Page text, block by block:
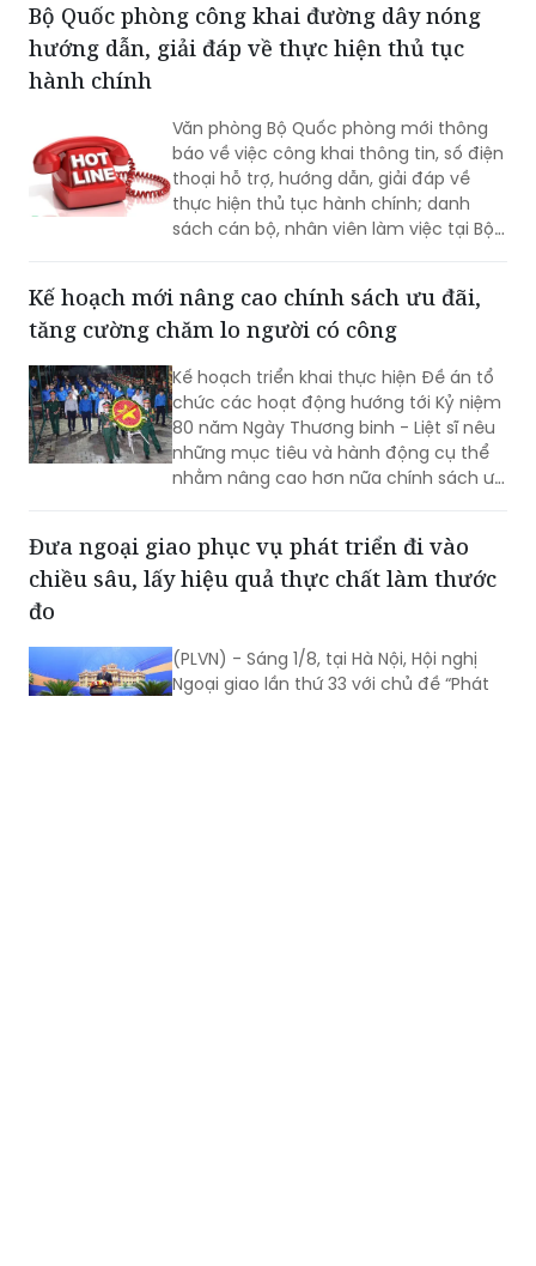
trực sẵn sàng chiến đấu, trực canh, đi
ca; tổ chức luyện tập các phương án...
Bộ Quốc phòng công khai đường dây nóng
hướng dẫn, giải đáp về thực hiện thủ tục
hành chính
Văn phòng Bộ Quốc phòng mới thông
báo về việc công khai thông tin, số điện
thoại hỗ trợ, hướng dẫn, giải đáp về
thực hiện thủ tục hành chính; danh
sách cán bộ, nhân viên làm việc tại Bộ
Kế hoạch mới nâng cao chính sách ưu đãi,
tăng cường chăm lo người có công
Kế hoạch triển khai thực hiện Đề án tổ
chức các hoạt động hướng tới Kỷ niệm
80 năm Ngày Thương binh - Liệt sĩ nêu
những mục tiêu và hành động cụ thể
nhằm nâng cao hơn nữa chính sách ưu
trách nhiệm của người đứng đầu các
bộ, cơ quan trung ương và địa phương
Đưa ngoại giao phục vụ phát triển đi vào
chiều sâu, lấy hiệu quả thực chất làm thước
đo
(PLVN) - Sáng 1/8, tại Hà Nội, Hội nghị
Ngoại giao lần thứ 33 với chủ đề “Phát